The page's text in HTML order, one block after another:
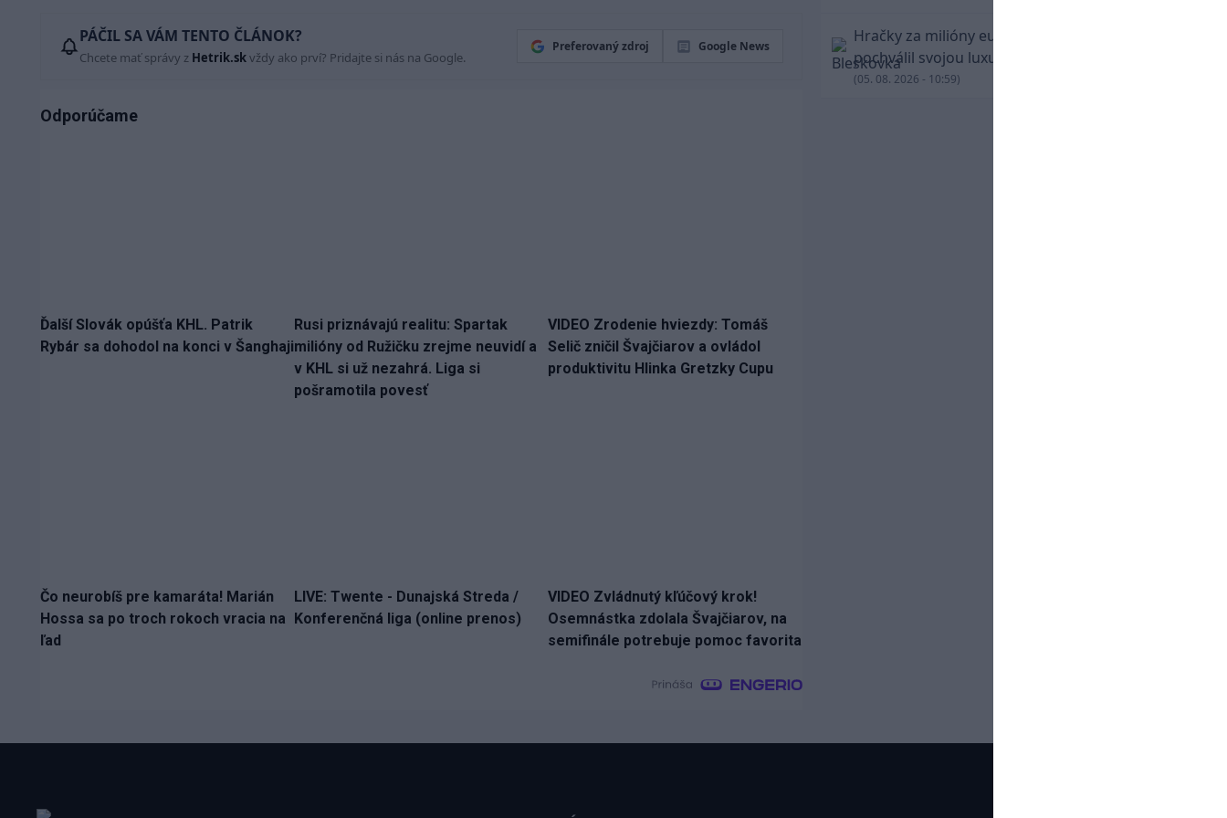
PÁČIL SA VÁM TENTO ČLÁNOK?
Chcete mať správy z Hetrik.skvždy ako prví? Pridajte si nás na Google.
Preferovaný zdroj Google News
Odporúčame
Ďalší Slovák opúšťa KHL. Patrik
Rybár sa dohodol na konci v Šanghaji
Rusi priznávajú realitu: Spartak
milióny od Ružičku zrejme neuvidí a
v KHL si už nezahrá. Liga si
pošramotila povesť
VIDEO Zrodenie hviezdy: Tomáš
Selič zničil Švajčiarov a ovládol
produktivitu Hlinka Gretzky Cupu
Čo neurobíš pre kamaráta! Marián
Hossa sa po troch rokoch vracia na
ľad
LIVE: Twente - Dunajská Streda /
Konferenčná liga (online prenos)
VIDEO Zvládnutý kľúčový krok!
Osemnástka zdolala Švajčiarov, na
semifinále potrebuje pomoc favorita
Hračky za milióny eur! Cristiano Ronaldo sa
pochválil svojou luxusnou zbierkou áut
(05. 08. 2026 - 10:59)